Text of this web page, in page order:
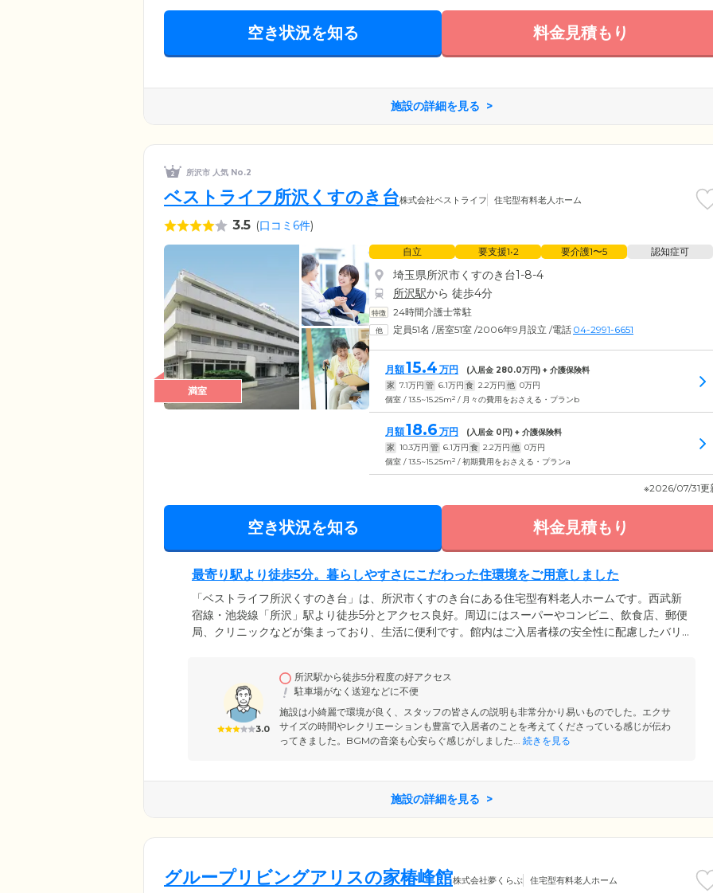
空き状況を知る 料金見積もり
施設の詳細を見る
所沢市 人気 No.2
ベストライフ所沢くすのき台株式会社ベストライフ 住宅型有料老人ホーム
3.5 (口コミ6件)
満室
自立 要支援1•2 要介護1〜5 認知症可
埼玉県所沢市くすのき台1-8-4
所沢駅から 徒歩4分
24時間介護士常駐
定員51名 /居室51室 /2006年9月設立 /電話 04-2991-6651
月額15.4 万円 (入居金 280.0万円) + 介護保険料
家 7.1万円 管 6.1万円 食 2.2万円 他 0万円
個室 / 13.5~15.25m2 / 月々の費用をおさえる・プランb
月額18.6 万円 (入居金 0 円) + 介護保険料
家 10.3万円 管 6.1万円 食 2.2万円 他 0万円
個室 / 13.5~15.25m2 / 初期費用をおさえる・プランa
※2026/07/31更
空き状況を知る 料金見積もり
最寄り駅より徒歩5分。暮らしやすさにこだわった住環境をご用意しました
「ベストライフ所沢くすのき台」は、所沢市くすのき台にある住宅型有料老人ホームです。西武新
宿線・池袋線「所沢」駅より徒歩5分とアクセス良好。周辺にはスーパーやコンビニ、飲食店、郵便
局、クリニックなどが集まっており、生活に便利です。館内はご入居者様の安全性に配慮したバリ
駆け付けますので、安心してお過ごしください。そのほか入居一時金は0円でご入居いただけるた
め、家計への負担を抑えてお引越ししたい方にも最適です。
3.0
所沢駅から徒歩5分程度の好アクセス
駐車場がなく送迎などに不便
施設は小綺麗で環境が良く、スタッフの皆さんの説明も非常分かり易いものでした。エクサ
サイズの時間やレクリエーションも豊富で入居者のことを考えてくださっている感じが伝わ
ってきました。BGMの音楽も心安らぐ感じがしました... 続きを見る
施設の詳細を見る
グループリビングアリスの家椿峰館株式会社夢くらぶ 住宅型有料老人ホーム